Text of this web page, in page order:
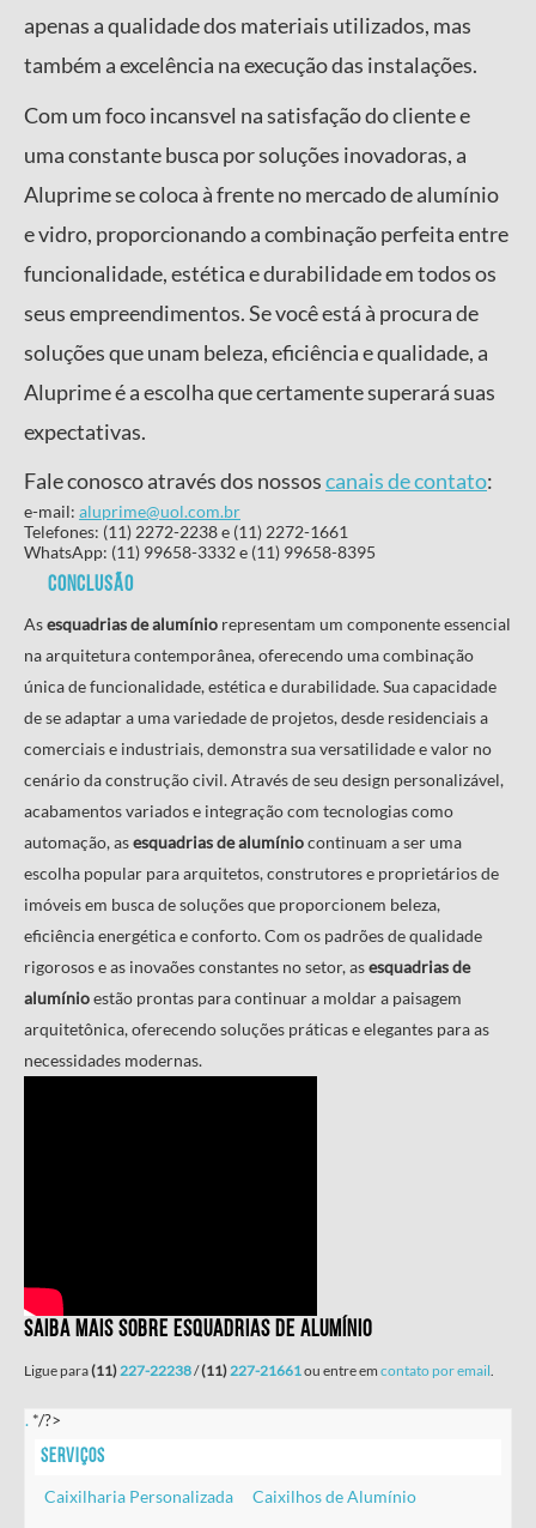
apenas a qualidade dos materiais utilizados, mas
também a excelência na execução das instalações.
Com um foco incansvel na satisfação do cliente e
uma constante busca por soluções inovadoras, a
Aluprime se coloca à frente no mercado de alumínio
e vidro, proporcionando a combinação perfeita entre
funcionalidade, estética e durabilidade em todos os
seus empreendimentos. Se você está à procura de
soluções que unam beleza, eficiência e qualidade, a
Aluprime é a escolha que certamente superará suas
expectativas.
Fale conosco através dos nossoscanais de contato:
e-mail: aluprime@uol.com.br
Telefones: (11) 2272-2238 e (11) 2272-1661
WhatsApp: (11) 99658-3332 e (11) 99658-8395
Conclusão
Asesquadrias de alumínio representam um componente essencial
na arquitetura contemporânea, oferecendo uma combinação
única de funcionalidade, estética e durabilidade. Sua capacidade
de se adaptar a uma variedade de projetos, desde residenciais a
comerciais e industriais, demonstra sua versatilidade e valor no
cenário da construção civil. Através de seu design personalizável,
acabamentos variados e integração com tecnologias como
automação, asesquadrias de alumíniocontinuam a ser uma
escolha popular para arquitetos, construtores e proprietários de
imóveis em busca de soluções que proporcionem beleza,
eficiência energética e conforto. Com os padrões de qualidade
rigorosos e as inovaões constantes no setor, asesquadrias de
alumínioestão prontas para continuar a moldar a paisagem
arquitetônica, oferecendo soluções práticas e elegantes para as
necessidades modernas.
Saiba mais sobre Esquadrias de Alumínio
Ligue para(11)227-22238/(11)227-21661ou entre em contato por email.
. */?>
Serviços
Caixilharia Personalizada Caixilhos de Alumínio